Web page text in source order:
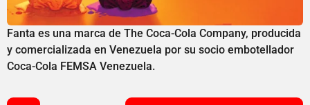
Fanta es una marca de The Coca-Cola Company, producida
y comercializada en Venezuela por su socio embotellador
Coca-Cola FEMSA Venezuela.